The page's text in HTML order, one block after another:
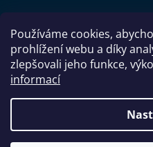
Používáme cookies,
prohlížení webu a díky
zlepšovali jeho funkce,
informací
DN